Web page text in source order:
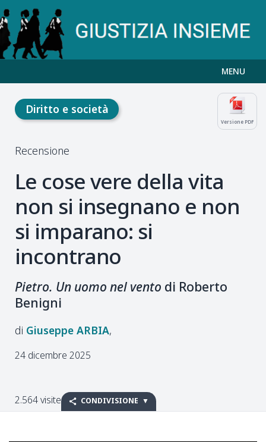
MENU
Versione PDF
Diritto e società
Recensione
Le cose vere della vita
non si insegnano e non
si imparano: si
incontrano
Pietro. Un uomo nel vento di Roberto
Benigni
Giuseppe ARBIA
24 dicembre 2025
2.564 visite CONDIVISIONE